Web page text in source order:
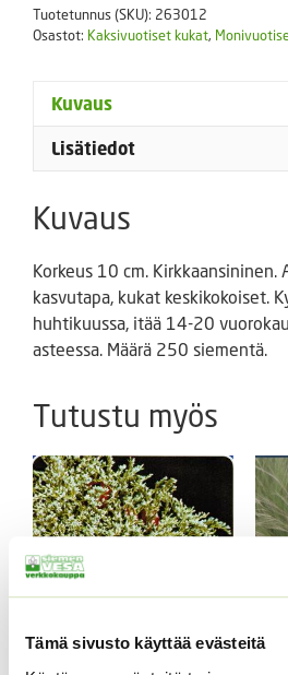
Tämä sivusto käyttää evästeitä
XP
Tuotetunnus (SKU): 263012
Osastot: Kaksivuotiset kukat,
Kuvaus
Lisätiedot
Kuvaus
Korkeus 10 cm. Kirkkaansininen.
kasvutapa, kukat keskikokoiset.
huhtikuussa, itää 14-20
asteessa. Määrä 250 siementä.
Tutustu myös